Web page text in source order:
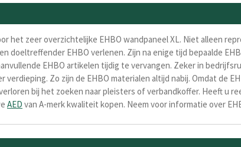
het zeer overzichtelijke EHBO wandpaneel XL. Niet alleen
doeltreffender EHBO verlenen. Zijn na enige tijd bepaalde
EHBO artikelen tijdig te vervangen. Zeker in
Zo zijn de EHBO materialen altijd nabij. Omdat de
bij het zoeken naar pleisters of verbandkoffer. Heeft u
AED van A-merk kwaliteit kopen. Neem voor informatie over